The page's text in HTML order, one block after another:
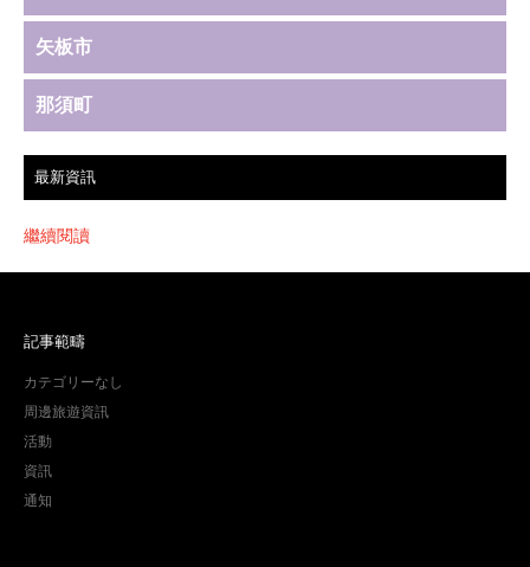
矢板市
那須町
最新資訊
繼續閱讀
記事範疇
カテゴリーなし
周邊旅遊資訊
活動
資訊
通知